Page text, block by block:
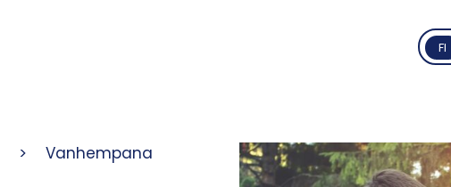
FI
>
Vanhempana